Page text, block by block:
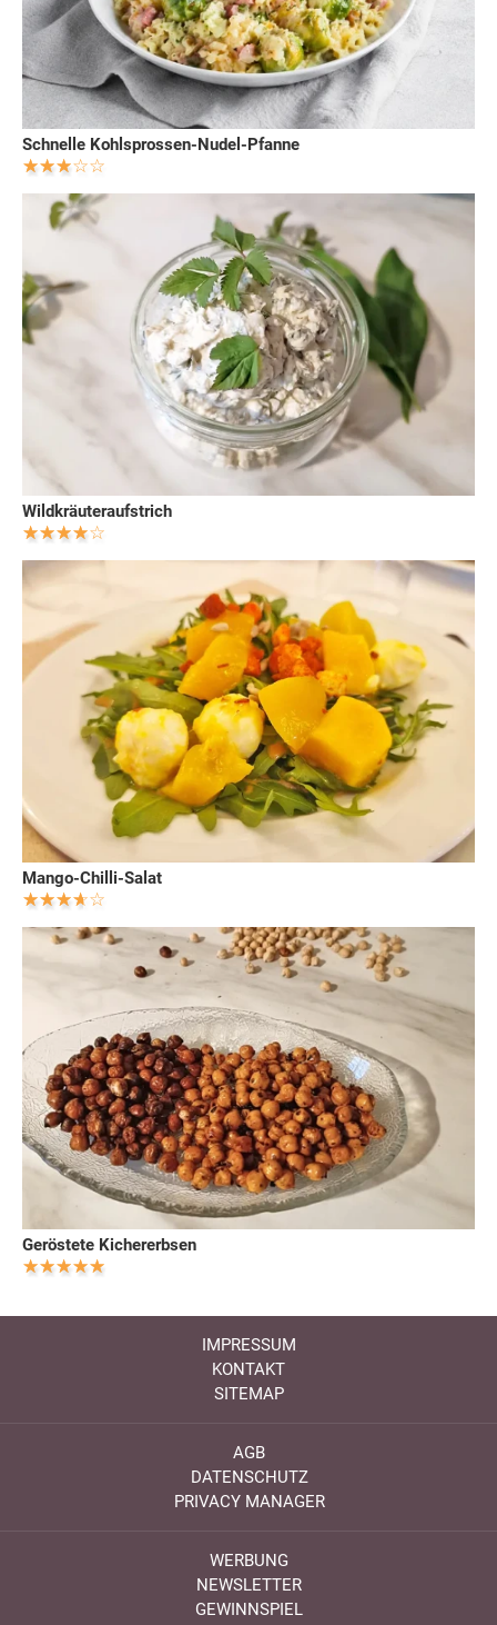
Schnelle Kohlsprossen-Nudel-Pfanne
Wildkräuteraufstrich
Mango-Chilli-Salat
Geröstete Kichererbsen
IMPRESSUM
KONTAKT
SITEMAP
AGB
DATENSCHUTZ
PRIVACY MANAGER
WERBUNG
NEWSLETTER
GEWINNSPIEL